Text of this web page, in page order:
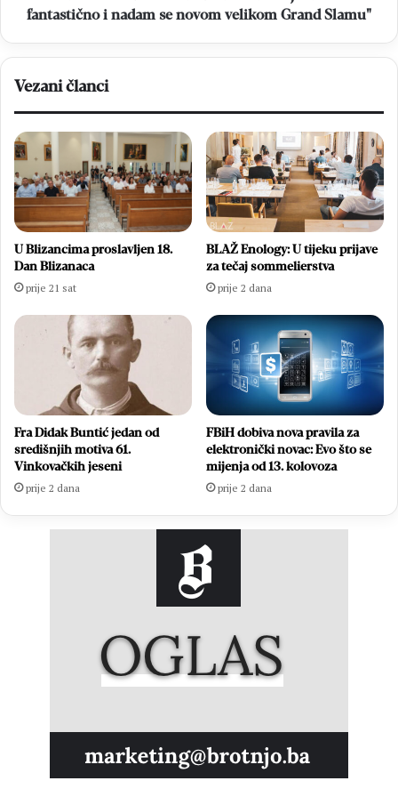
Slamu"
fantastično i nadam se novom velikom Grand Slamu"
Vezani članci
U Blizancima proslavljen 18.
Dan Blizanaca
prije 21 sat
BLAŽ Enology: U tijeku prijave
za tečaj sommelierstva
prije 2 dana
Fra Didak Buntić jedan od
središnjih motiva 61.
Vinkovačkih jeseni
prije 2 dana
FBiH dobiva nova pravila za
elektronički novac: Evo što se
mijenja od 13. kolovoza
prije 2 dana